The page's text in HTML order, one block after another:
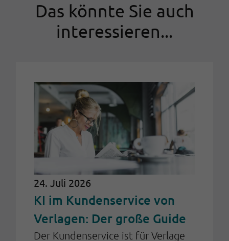
Das könnte Sie auch
interessieren...
24. Juli 2026
KI im Kundenservice von
Verlagen: Der große Guide
Der Kundenservice ist für Verlage